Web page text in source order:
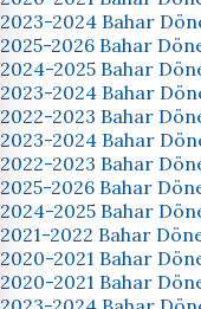
2023-2024 Bahar
2025-2026 Bahar
2024-2025 Bahar
2023-2024 Bahar
2022-2023 Bahar
2023-2024 Bahar
2022-2023 Bahar
2025-2026 Bahar
2024-2025 Bahar
2021-2022 Bahar
2020-2021 Bahar
2020-2021 Bahar